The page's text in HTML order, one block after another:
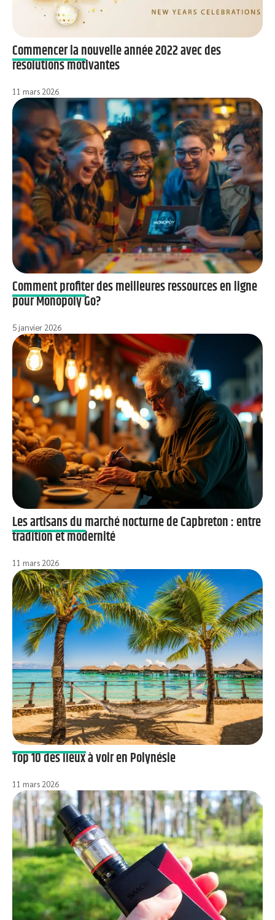
Commencer la nouvelle année 2022 avec des
résolutions motivantes
11 mars 2026
Comment profiter des meilleures ressources en ligne
pour Monopoly Go?
5 janvier 2026
Les artisans du marché nocturne de Capbreton : entre
tradition et modernité
11 mars 2026
Top 10 des lieux à voir en Polynésie
11 mars 2026